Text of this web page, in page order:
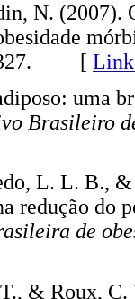
N. (2007).
327. [
uma
Brasileiro
L. L. B.,
redução do
de
& Roux,